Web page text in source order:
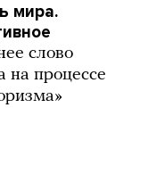
мира.
слово
на процессе